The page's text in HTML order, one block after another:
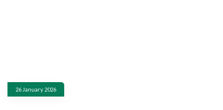
26 January 2026